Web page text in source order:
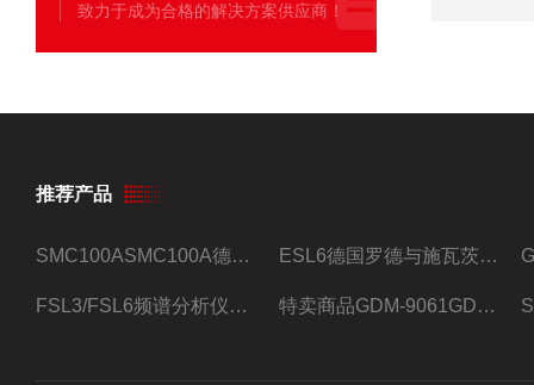
致力于成为合格的解决方案供应商！
推荐产品
SMC100ASMC100A德国罗德与施瓦茨射频信号源 ESL6德国罗德与施瓦茨预认证EMI接收机
FSL3/FSL6频谱分析仪FSL3/FSL6罗德与施瓦茨 特卖商品GDM-9061GDM-9061台式万用表